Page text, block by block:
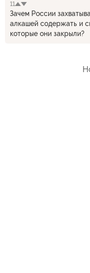
11
Зачем России
алкашей содержать и
которые они закрыли?